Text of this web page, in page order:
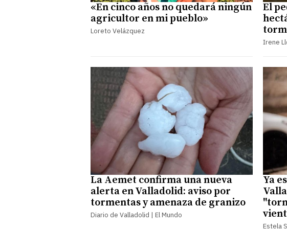
«En cinco años no quedará ningún
agricultor en mi pueblo»
Loreto Velázquez
El
Irene
La Aemet confirma una nueva
alerta en Valladolid: aviso por
tormentas y amenaza de granizo
Diario de Valladolid | El Mundo
Ya
Estela